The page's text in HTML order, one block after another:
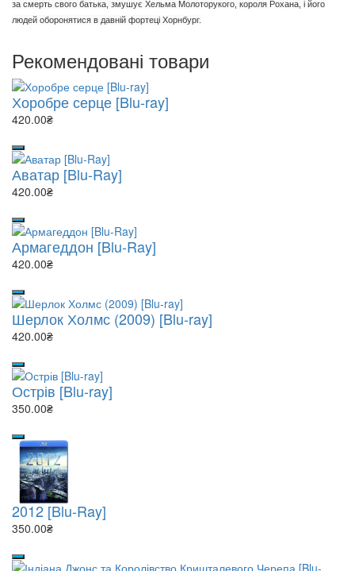
за смерть свого батька, змушує Хельма Молоторукого, короля Рохана, і його
людей оборонятися в давній фортеці Хорнбург.
Рекомендовані товари
Хоробре серце [Blu-ray]
420.00₴
Аватар [Blu-Ray]
420.00₴
Армагеддон [Blu-Ray]
420.00₴
Шерлок Холмс (2009) [Blu-ray]
420.00₴
Острів [Blu-ray]
350.00₴
2012 [Blu-Ray]
350.00₴